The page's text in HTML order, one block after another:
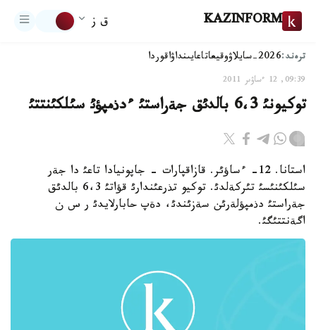
KAZINFORM ق ز
ترەند:2026-سايلاۋ وقيعاتاعايىنداۋاقوردا
09:39, 12 ءساۋىر 2011
توكيونئ 6،3 بالدئق جةراستئ ءدذمپؤئ سئلكئنتتئ
استانا. 12- ءساؤئر. قازاقپارات - جاپونيادا تاعئ دا جةر
سئلكئنئسئ تئركةلدئ. توكيو تذرعئندارئ قؤاتئ 6،3 بالدئق
جةراستئ دذمپؤلةرئن سةزئندئ، دةپ حابارلايدئ ر س ن
اگةنتتئگئ.